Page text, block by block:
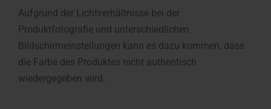
Aufgrund der Lichtverhältnisse bei der
Produktfotografie und unterschiedlichen
Bildschirmeinstellungen kann es dazu kommen, dass
die Farbe des Produktes nicht authentisch
wiedergegeben wird.